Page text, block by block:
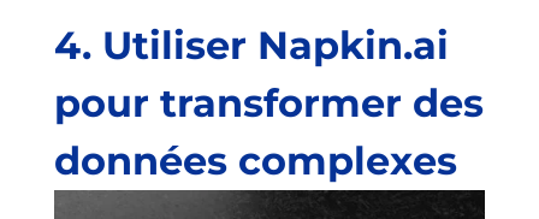
4. Utiliser Napkin.ai
pour transformer des
données complexes